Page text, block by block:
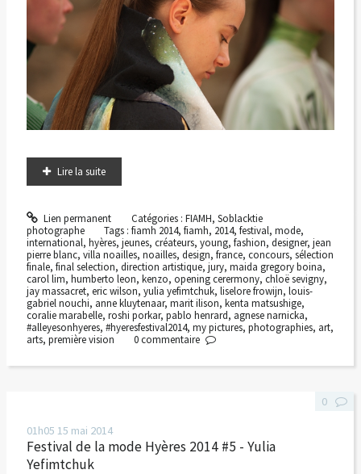
Lire la suite
Lien permanent Catégories : FIAMH, Soblacktie
photographe
Tags :fiamh 2014,fiamh, 2014,festival,mode,
international, hyères, jeunes, créateurs, young, fashion, designer, jean
pierre blanc, villa noailles, noailles, design, france, concours, sélection
finale, final selection, direction artistique, jury, maida gregory boina,
carol lim, humberto leon, kenzo, opening cerermony, chloë sevigny,
jay massacret, eric wilson, yulia yefimtchuk, liselore frowijn, louis-
gabriel nouchi, anne kluytenaar, marit ilison, kenta matsushige,
coralie marabelle, roshi porkar, pablo henrard, agnese narnicka,
#alleyesonhyeres, #hyeresfestival2014, my pictures, photographies, art,
arts, première vision 0commentaire
01h05 15 mai 2014
Festival de la mode Hyères 2014 #5 - Yulia
Yefimtchuk
0